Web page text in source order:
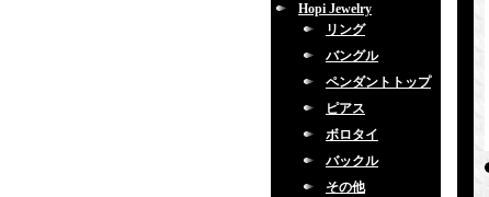
Hopi Jewelry
リング
バングル
ペンダントトップ
ピアス
ボロタイ
バックル
その他